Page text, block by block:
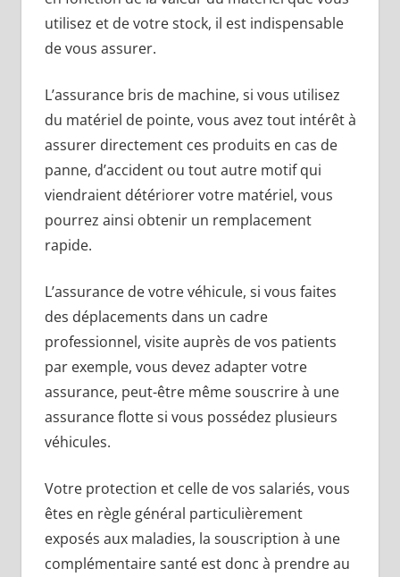
utilisez et de votre stock, il est indispensable
de vous assurer.
L’assurance bris de machine, si vous utilisez
du matériel de pointe, vous avez tout intérêt à
assurer directement ces produits en cas de
panne, d’accident ou tout autre motif qui
viendraient détériorer votre matériel, vous
pourrez ainsi obtenir un remplacement
rapide.
L’assurance de votre véhicule, si vous faites
des déplacements dans un cadre
professionnel, visite auprès de vos patients
par exemple, vous devez adapter votre
assurance, peut-être même souscrire à une
assurance flotte si vous possédez plusieurs
véhicules.
Votre protection et celle de vos salariés, vous
êtes en règle général particulièrement
exposés aux maladies, la souscription à une
complémentaire santé est donc à prendre au